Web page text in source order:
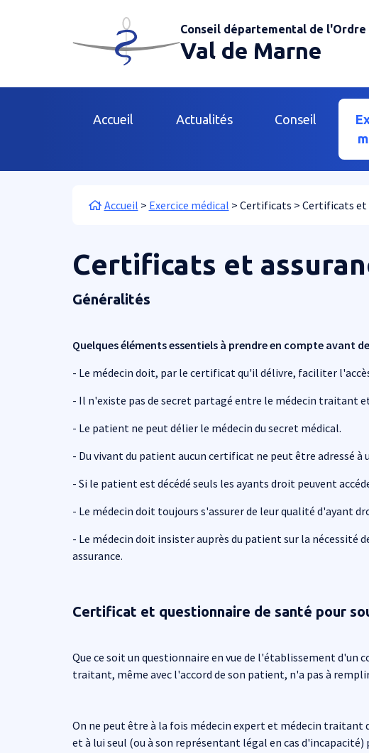
Conseil départemental de l'Ordre
Val de Marne
Accueil Actualités Conseil
Fil d'Ariane
Accueil Exercice médical Certificats Certificats et
Certificats et
Généralités
Quelques éléments essentiels à prendre en compte avant
- Le médecin doit, par le certificat qu'il délivre, faciliter
- Il n'existe pas de secret partagé entre le médecin traitant
- Le patient ne peut délier le médecin du secret médical.
- Du vivant du patient aucun certificat ne peut être adressé
- Si le patient est décédé seuls les ayants droit peuvent
- Le médecin doit toujours s'assurer de leur qualité d'ayant
- Le médecin doit insister auprès du patient sur la nécessité
assurance.
Certificat et questionnaire de santé pour
Que ce soit un questionnaire en vue de l'établissement
traitant, même avec l'accord de son patient, n'a pas à
On ne peut être à la fois médecin expert et médecin traitant
et à lui seul (ou à son représentant légal en cas